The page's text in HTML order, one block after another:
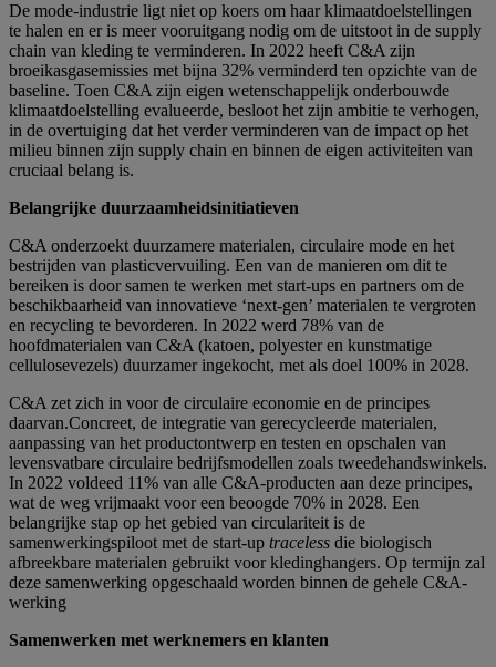
De mode-industrie ligt niet op koers om haar klimaatdoelstellingen
te halen en er is meer vooruitgang nodig om de uitstoot in de supply
chain van kleding te verminderen. In 2022 heeft C&A zijn
broeikasgasemissies met bijna 32% verminderd ten opzichte van de
baseline. Toen C&A zijn eigen wetenschappelijk onderbouwde
klimaatdoelstelling evalueerde, besloot het zijn ambitie te verhogen,
in de overtuiging dat het verder verminderen van de impact op het
milieu binnen zijn supply chain en binnen de eigen activiteiten van
cruciaal belang is.
Belangrijke duurzaamheidsinitiatieven
C&A onderzoekt duurzamere materialen, circulaire mode en het
bestrijden van plasticvervuiling. Een van de manieren om dit te
bereiken is door samen te werken met start-ups en partners om de
beschikbaarheid van innovatieve ‘next-gen’ materialen te vergroten
en recycling te bevorderen. In 2022 werd 78% van de
hoofdmaterialen van C&A (katoen, polyester en kunstmatige
cellulosevezels) duurzamer ingekocht, met als doel 100% in 2028.
C&A zet zich in voor de circulaire economie en de principes
daarvan.Concreet, de integratie van gerecycleerde materialen,
aanpassing van het productontwerp en testen en opschalen van
levensvatbare circulaire bedrijfsmodellen zoals tweedehandswinkels.
In 2022 voldeed 11% van alle C&A-producten aan deze principes,
wat de weg vrijmaakt voor een beoogde 70% in 2028. Een
belangrijke stap op het gebied van circulariteit is de
samenwerkingspiloot met de start-up traceless die biologisch
afbreekbare materialen gebruikt voor kledinghangers. Op termijn zal
deze samenwerking opgeschaald worden binnen de gehele C&A-
werking
Samenwerken met werknemers en klanten